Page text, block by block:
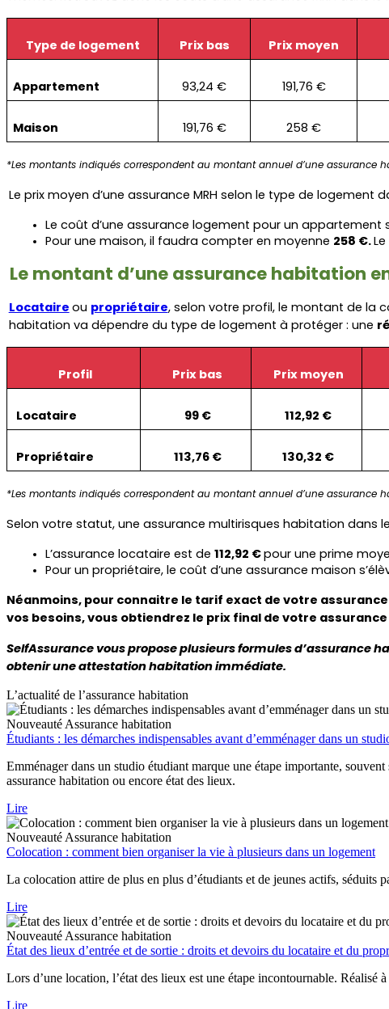
Type de logement Prix bas Prix moyen
Appartement 93,24 € 191,76 €
Maison 191,76 € 258 €
*Les montants indiqués correspondent au montant annuel d’une assurance
Le prix moyen d’une assurance MRH selon le type de logement
Le coût d’une assurance logement pour un appartement
Pour une maison, il faudra compter en moyenne 258 €.
Le montant d’une assurance habitation
Locataire ou propriétaire, selon votre profil, le montant de la
habitation va dépendre du type de logement à protéger : une
Profil Prix bas Prix moyen
Locataire 99 € 112,92 €
Propriétaire 113,76 € 130,32 €
*Les montants indiqués correspondent au montant annuel d’une assurance
Selon votre statut, une assurance multirisques habitation dans le
L’assurance locataire est de 112,92 € pour une prime
Pour un propriétaire, le coût d’une assurance maison
Néanmoins, pour connaitre le tarif exact de votre
vos besoins, vous obtiendrez le prix final de votre
SelfAssurance vous propose plusieurs formules d’assurance
obtenir une attestation habitation immédiate.
L’actualité de l’assurance habitation
Nouveauté Assurance habitation
Étudiants : les démarches indispensables avant d’emménager dans un
Emménager dans un studio étudiant marque une étape importante,
assurance habitation ou encore état des lieux.
Lire
Nouveauté Assurance habitation
Colocation : comment bien organiser la vie à plusieurs dans un logement
La colocation attire de plus en plus d’étudiants et de jeunes actifs,
Lire
Nouveauté Assurance habitation
État des lieux d’entrée et de sortie : droits et devoirs du locataire et du
Lors d’une location, l’état des lieux est une étape incontournable. Réalisé
Lire